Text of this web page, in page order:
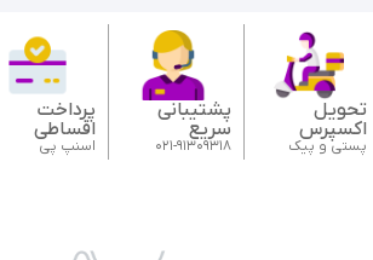
تحویل
اکسپرس
پستی و پیک
پشتیبانی
سریع
021-91309318
پرداخت
اقساطی
اسنپ پی